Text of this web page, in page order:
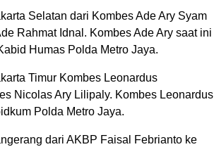
Selatan dari Kombes Ade Ary Syam
Rahmat Idnal. Kombes Ade Ary saat ini
Humas Polda Metro Jaya.
Timur Kombes Leonardus
Nicolas Ary Lilipaly. Kombes Leonardus
Polda Metro Jaya.
dari AKBP Faisal Febrianto ke